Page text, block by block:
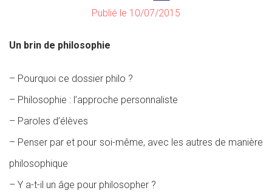
Publié le 10/07/2015
Un brin de philosophie
– Pourquoi ce dossier philo ?
– Philosophie : l’approche personnaliste
– Paroles d’élèves
– Penser par et pour soi-même, avec les autres de manière
philosophique
– Y a-t-il un âge pour philosopher ?